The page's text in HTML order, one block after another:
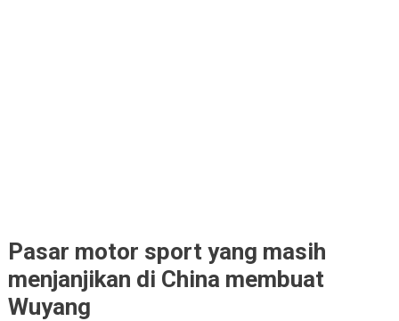
Pasar motor sport yang masih
menjanjikan di China membuat
Wuyang